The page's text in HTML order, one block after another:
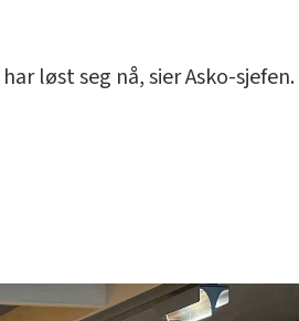
løst seg nå, sier Asko-sjefen.